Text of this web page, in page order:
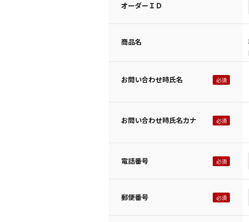
オーダーＩＤ
商品名
お問い合わせ時氏名
お問い合わせ時氏名カナ
電話番号
郵便番号